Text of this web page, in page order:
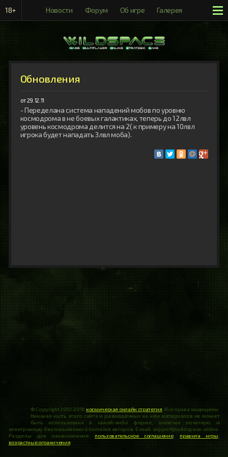
18+ Новости Форум Об игре Галерея
Обновления
от 29.12.11
- Переделана система нападений мобов по уровню
космодрома в не боевых галактиках, теперь до 12лвл
уровень космодрома делится на 2( к примеру на 10лвл
игрока будет нападать 3лвл моба).
© Copyright 2010-2016 космическая онлайн стратегия . Все права защищены.
Никакая часть этого сайта и размещённых на нём материалов не может
быть использована в какой-либо форме, включая печатную и
электронную без письменного согласия авторов. E-mail: support@wildspace.online.
Разделы для ознакомления:пользовательское соглашение, правила игры
возрастные ограничения